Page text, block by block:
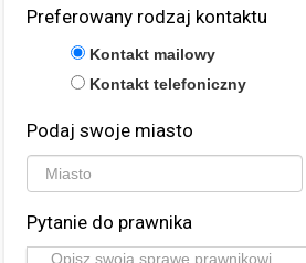
Preferowany rodzaj kontaktu
Kontakt mailowy
Kontakt telefoniczny
Podaj swoje miasto
Pytanie do prawnika